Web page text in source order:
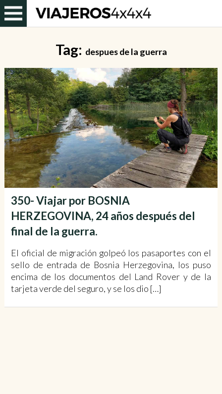
Tag: despues de la guerra
350- Viajar por BOSNIA
HERZEGOVINA, 24 años después del
final de la guerra.
El oficial de migración golpeó los pasaportes con el
sello de entrada de Bosnia Herzegovina, los puso
encima de los documentos del Land Rover y de la
tarjeta verde del seguro, y se los dio […]